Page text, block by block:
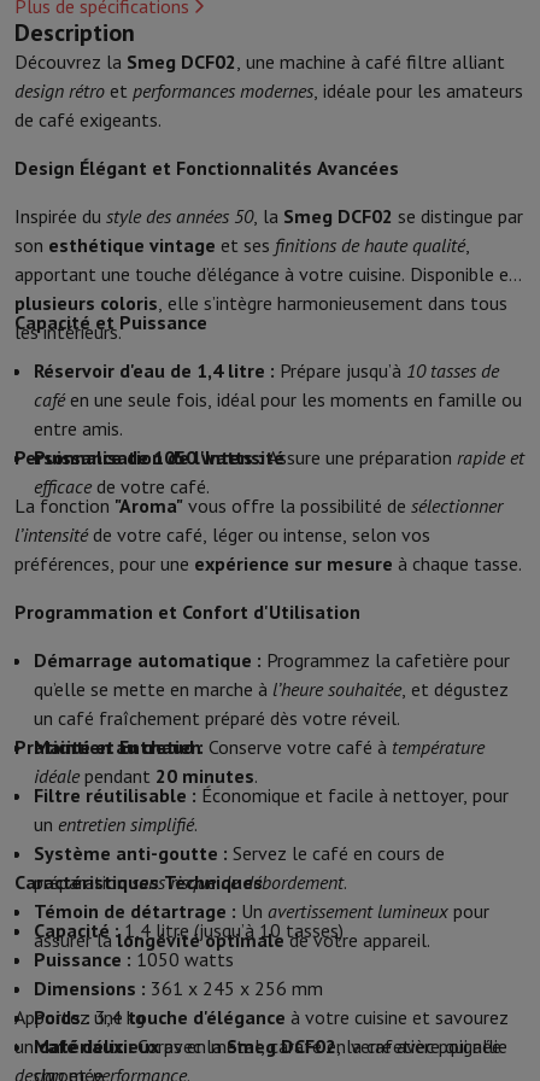
Accessoires de cuisine Maniques et gants de cuisine
Ustensiles de cuisine
Ustensiles de pâtisserieMoules
Art de la table CouvertsVerresService
Accessoires boissons
Décoration de table Set de table
Soins & Santé
Brosse à dentsBrosse à dents électrique Accessoires brosse à
Soins des cheveuxLisseurSèche-CheveuxFer à bouclerBrosse
BeautéSoin du VisageMiroirAccessoires Beauty
RasageTondeuse à Cheveux
Épilation
Ladyshave Épilateur Épilateur à lumière pulsée
Massage
Massage des pieds Massage du dos
Massage cou et
Wellness
Pèse-personne
Téléphonie & Navigation
Smartphones Tous les smartphones
Smartphones reconditionnésSmartphones reconditionnésiPhone
Montres connectéesSmartwatch Apple WatchSamsung Galaxy
ProtectionHousse iPhoneHousse SamsungHousse Universelle
Accessoires TéléphonieCarte MémoireCâble
Terminaux de paiement
SumUp
Tous les GSM GSM Emporia GSM Nokia
Téléphonie fixe Tous les Téléphones Fixes
Téléphones Gigaset
Système de navigation
Navigation Voiture
Avertisseur de radar
Divers Talkie WalkieImprimantes photo mobiles
Ordinateur & Tablette
Ordinateur PortableOrdinateur Portable
Ordinateur de BureauOrdinateur de BureauOrdinateur Tout-en-Un
PC GamingL'Espace GamingOrdinateur Portable Gaming
Tablette & E-ReaderTabletteE-ReaderApple iPadSamsung
Imprimante & ScannerImprimantesHP Instant InkImprimantes
RéseauFRITZ!Caméras de surveillance
PériphériqueÉcran PC Clavier Souris Casques PC
Mémoire & StockageDisque durSolid State Drive (SSD)Carte
LogicielSystème d'exploitation (OS)Autres
Plus de spécifications
Description
Découvrez la Smeg DCF02, une machine à café filtre alliant
design rétro et performances modernes, idéale pour les amateurs
de café exigeants.
Design Élégant et Fonctionnalités Avancées
Inspirée du style des années 50, la Smeg DCF02 se distingue par
son esthétique vintage et ses finitions de haute qualité,
apportant une touche d’élégance à votre cuisine. Disponible en
plusieurs coloris, elle s’intègre harmonieusement dans tous
les intérieurs.
Capacité et Puissance
Réservoir d'eau de 1,4 litre : Prépare jusqu’à 10 tasses de
caféen une seule fois, idéal pour les moments en famille ou
entre amis.
Puissance de 1050 watts :Assure une préparation rapide et
efficacede votre café.
Personnalisation de l'Intensité
La fonction "Aroma" vous offre la possibilité de sélectionner
l’intensitéde votre café, léger ou intense, selon vos
préférences, pour une expérience sur mesure à chaque tasse.
Programmation et Confort d'Utilisation
Démarrage automatique : Programmez la cafetière pour
qu’elle se mette en marche à l’heure souhaitée, et dégustez
un café fraîchement préparé dès votre réveil.
Maintien au chaud : Conserve votre café à température
idéalependant 20 minutes.
Praticité et Entretien
Filtre réutilisable : Économique et facile à nettoyer, pour
un entretien simplifié.
Système anti-goutte : Servez le café en cours de
préparationsans risque de débordement.
Témoin de détartrage : Un avertissement lumineux pour
assurer lalongévité optimalede votre appareil.
Caractéristiques Techniques
Capacité :1,4 litre (jusqu’à 10 tasses)
Puissance : 1050 watts
Dimensions : 361 x 245 x 256 mm
Poids : 3,4 kg
Matériaux :Corps en métal, carafe en verre avec poignée
chromée
Apportez unetouche d'élégance à votre cuisine et savourez
uncafé délicieuxavec laSmeg DCF02, la cafetière qui allie
designetperformance.